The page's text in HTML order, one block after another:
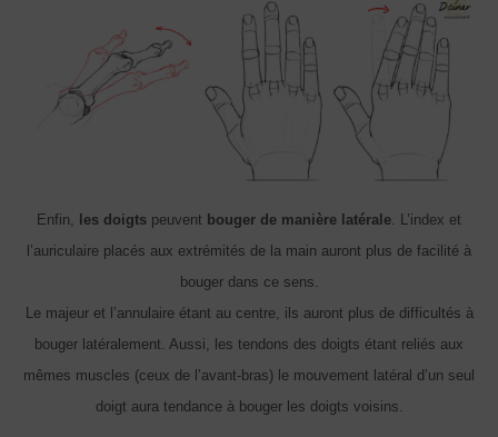
Enfin, les doigts peuvent bouger de manière latérale . L’index et
l’auriculaire placés aux extrémités de la main auront plus de facilité à
bouger dans ce sens.
Le majeur et l’annulaire étant au centre, ils auront plus de difficultés à
bouger latéralement. Aussi, les tendons des doigts étant reliés aux
mêmes muscles (ceux de l’avant-bras) le mouvement latéral d’un seul
doigt aura tendance à bouger les doigts voisins.